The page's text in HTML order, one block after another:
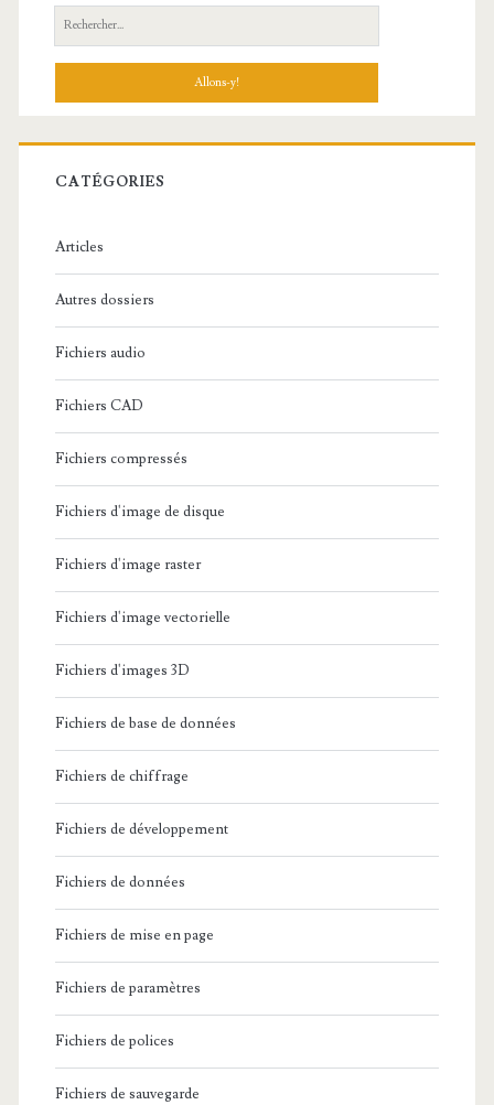
R
e
h
r
c
:
CATÉGORIES
Articles
Autres dossiers
Fichiers audio
Fichiers CAD
Fichiers compressés
Fichiers d'image de disque
Fichiers d'image raster
Fichiers d'image vectorielle
Fichiers d'images 3D
Fichiers de base de données
Fichiers de chiffrage
Fichiers de développement
Fichiers de données
Fichiers de mise en page
Fichiers de paramètres
Fichiers de polices
Fichiers de sauvegarde